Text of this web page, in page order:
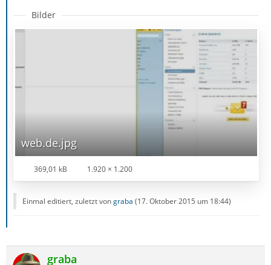
Bilder
web.de.jpg
369,01 kB 1.920 × 1.200
Einmal editiert, zuletzt vongraba (17. Oktober 2015 um 18:44)
graba